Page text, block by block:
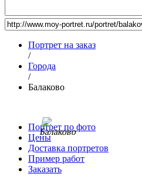
Портрет на заказ
/
Города
/
Балаково
Портрет по фото
Цены
Доставка портретов
Пример работ
Заказать